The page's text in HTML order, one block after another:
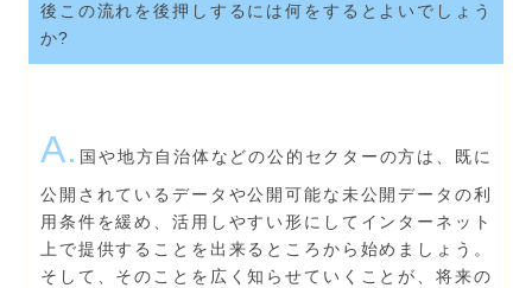
後この流れを後押しするには何をするとよいでしょう
か?
A. 国や地方自治体などの公的セクターの方は、既に
公開されているデータや公開可能な未公開データの利
用条件を緩め、活用しやすい形にしてインターネット
上で提供することを出来るところから始めましょう。
そして、そのことを広く知らせていくことが、将来の